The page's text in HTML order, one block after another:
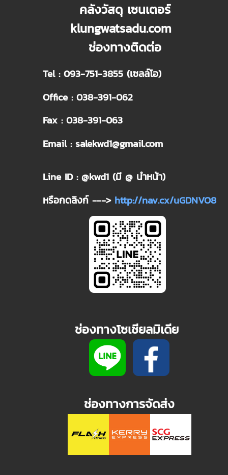
คลังวัสดุ เซนเตอร์
klungwatsadu.com
ช่องทางติดต่อ
Tel : 093-751-3855 (เซลล์โอ)
Office : 038-391-062
Fax : 038-391-063
Email : salekwd1@gmail.com
Line ID : @kwd1 (มี @ นำหน้า)
หรือกดลิงก์ ---> http://nav.cx/uGDNVO8
ช่องทางโซเชียลมิเดีย
ช่องทางการจัดส่ง